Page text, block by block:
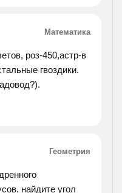
Математика
роз-450,астр-в
гвоздики.
Геометрия
найдите угол